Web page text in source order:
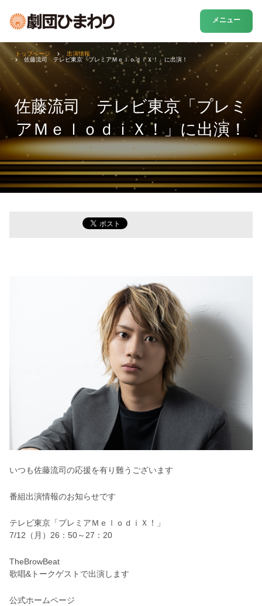
メニュー
佐藤流司 テレビ東京「プレミ
アＭｅｌｏｄｉＸ！」に出演！
トップページ
出演情報
佐藤流司 テレビ東京「プレミアＭｅｌｏｄｉＸ！」に出演！
いつも佐藤流司の応援を有り難うございます
番組出演情報のお知らせです
テレビ東京「プレミアＭｅｌｏｄｉＸ！」
7/12（月）26：50～27：20
TheBrowBeat
歌唱&トークゲストで出演します
公式ホームページ